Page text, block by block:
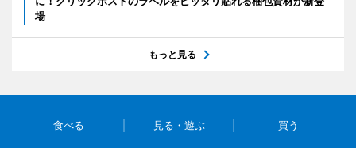
場
もっと見る
食べる 見る・遊ぶ 買う